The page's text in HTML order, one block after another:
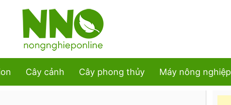
Cây cảnh Cây phong thủy Máy nông nghiệp